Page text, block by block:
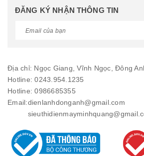
ĐĂNG KÝ NHẬN THÔNG TIN
Địa chỉ: Ngọc Giang, Vĩnh Ngọc, Đông
Hotline: 0243.954.1235
Hotline: 0986685355
Email:dienlanhdonganh@gmail.com